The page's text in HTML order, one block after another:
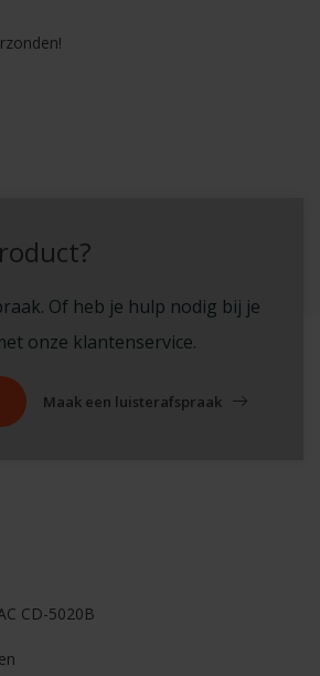
Of heb je hulp nodig bij je
onze klantenservice.
Maak een luisterafspraak
CD-5020B